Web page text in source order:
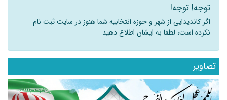
توجه! توجه!
اگر کاندیدایی از شهر و حوزه انتخابیه شما هنوز در سایت ثبت نام
نکرده است، لطفا به ایشان اطلاع دهید
تصاویر